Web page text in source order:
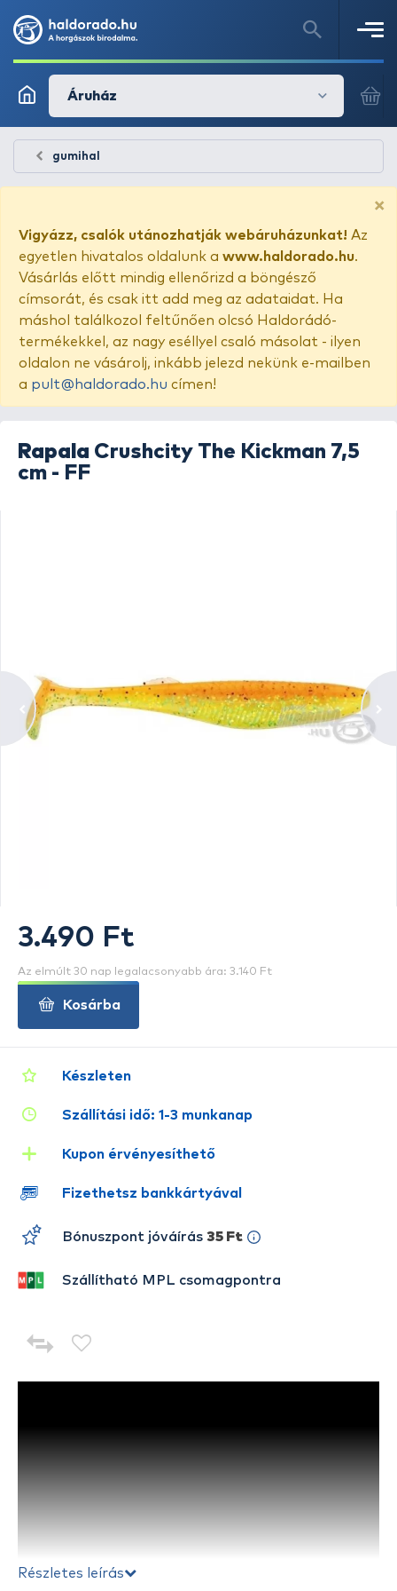
Áruház
gumihal
×
Vigyázz, csalók utánozhatják webáruházunkat! Az
egyetlen hivatalos oldalunk a www.haldorado.hu.
Vásárlás előtt mindig ellenőrizd a böngésző
címsorát, és csak itt add meg az adataidat. Ha
máshol találkozol feltűnően olcsó Haldorádó-
termékekkel, az nagy eséllyel csaló másolat - ilyen
oldalon ne vásárolj, inkább jelezd nekünk e-mailben
a pult@haldorado.hu címen!
Rapala Crushcity The Kickman 7,5
cm - FF
Részletes leírás
Készleten
Szállítási idő: 1-3 munkanap
Kupon érvényesíthető
Fizethetsz bankkártyával
Bónuszpont jóváírás 35 Ft
Szállítható MPL csomagpontra
3.490 Ft
Az elmúlt 30 nap legalacsonyabb ára: 3.140 Ft
Kosárba